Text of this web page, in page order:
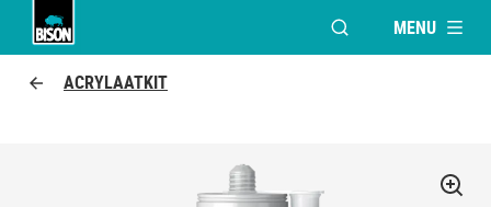
VENSTER OPENEN
MENU
ACRYLAATKIT